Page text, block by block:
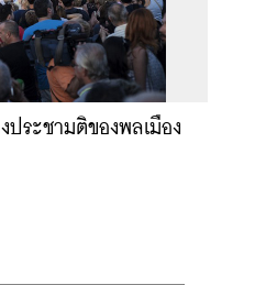
ระชามติของพลเมือง